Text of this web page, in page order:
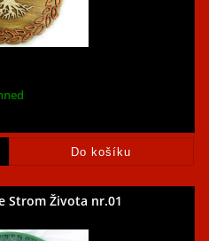
Strom Života nr.01